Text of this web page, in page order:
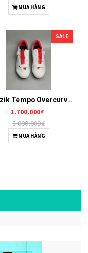
MUA HÀNG
SALE
41 Fizik Tempo Overcurve R5 G0155
1.700.000₫
3.000.000₫
MUA HÀNG